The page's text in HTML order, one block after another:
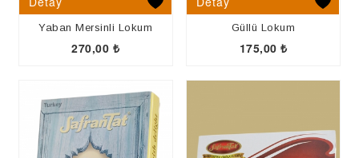
Yaban Mersinli Lokum
270,00 ₺
Güllü Lokum
175,00 ₺